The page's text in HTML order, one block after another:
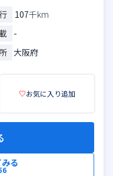
107千km
-
大阪府
♡お気に入り追加
る